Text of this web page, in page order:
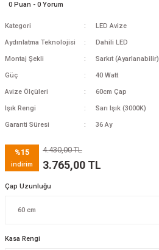
0 Puan - 0 Yorum
Kategori LED Avize
Aydınlatma Teknolojisi Dahili LED
Montaj Şekli Sarkıt (Ayarlanabilir)
Güç 40 Watt
Avize Ölçüleri 60cm Çap
Işık Rengi Sarı Işık (3000K)
Garanti Süresi 36 Ay
%15
indirim
4.430,00 TL
3.765,00 TL
Çap Uzunluğu
Kasa Rengi